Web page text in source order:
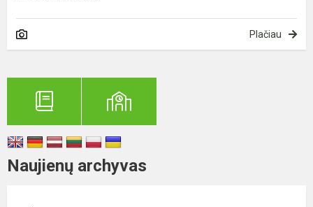
Plačiau
Naujienų archyvas